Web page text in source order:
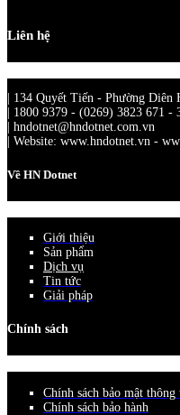
Liên hệ
| 134 Quyết Tiến - Phường
| 1800 9379 - (0269) 3823 671 -
| hndotnet@hndotnet.com.vn
| Website: www.hndotnet.vn -
Về HN Dotnet
Giới thiệu
Sản phẩm
Dịch vụ
Tin tức
Giải pháp
Chính sách
Chính sách bảo mật thông
Chính sách bảo hành